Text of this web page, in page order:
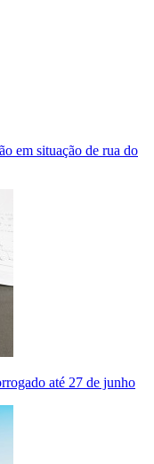
em situação de rua do
até 27 de junho